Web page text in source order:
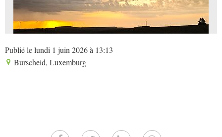
Publié le lundi 1 juin 2026 à 13:13
Burscheid, Luxemburg